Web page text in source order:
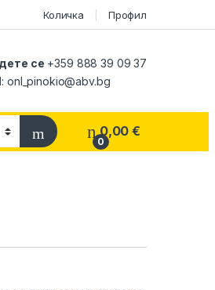
Количка Профил
се +359 888 39 09 37
onl_pinokio@abv.bg
0
0,00€